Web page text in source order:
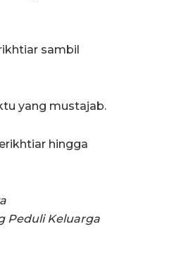
sambil
yang mustajab.
hingga
Peduli Keluarga